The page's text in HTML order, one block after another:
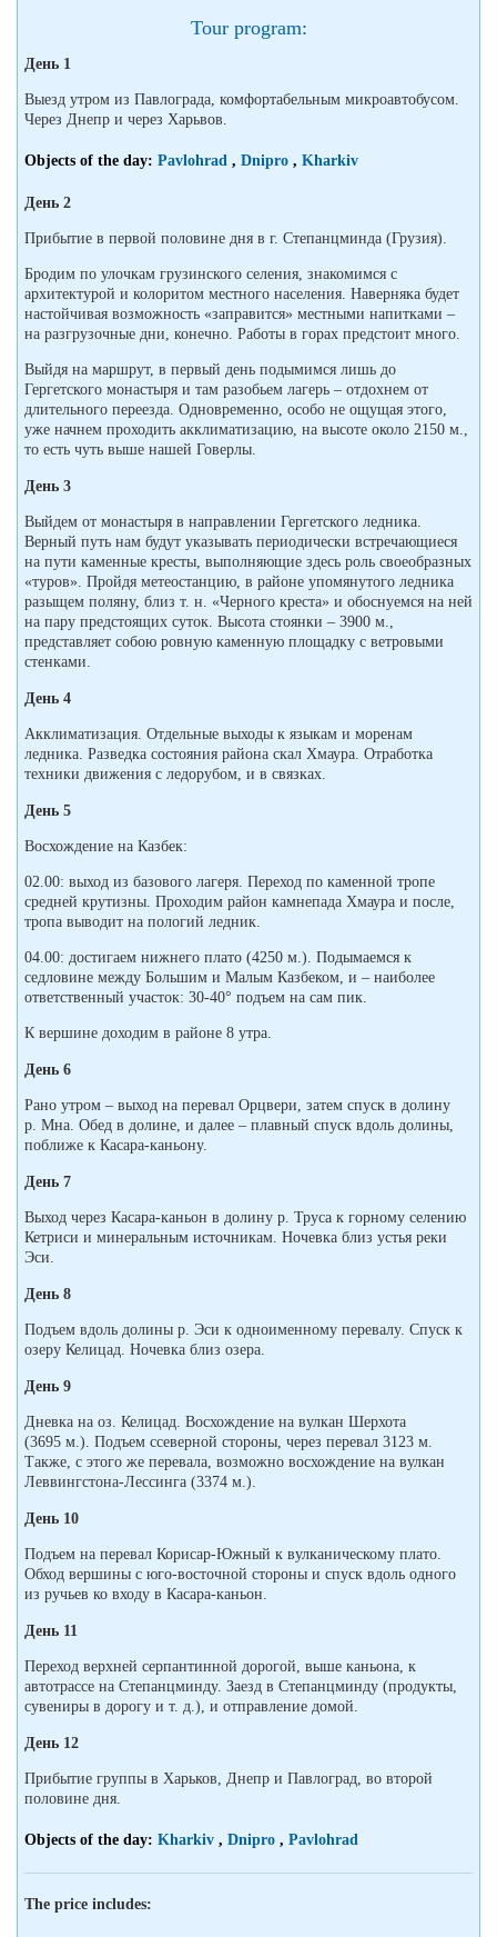
Tour program:
День 1
Выезд утром из Павлограда, комфортабельным микроавтобусом.
Через Днепр и через Харьвов.
Objects of the day: Pavlohrad , Dnipro , Kharkiv
День 2
Прибытие в первой половине дня в г. Степанцминда (Грузия).
Бродим по улочкам грузинского селения, знакомимся с
архитектурой и колоритом местного населения. Наверняка будет
настойчивая возможность «заправится» местными напитками –
на разгрузочные дни, конечно. Работы в горах предстоит много.
Выйдя на маршрут, в первый день подымимся лишь до
Гергетского монастыря и там разобьем лагерь – отдохнем от
длительного переезда. Одновременно, особо не ощущая этого,
уже начнем проходить акклиматизацию, на высоте около 2150 м.,
то есть чуть выше нашей Говерлы.
День 3
Выйдем от монастыря в направлении Гергетского ледника.
Верный путь нам будут указывать периодически встречающиеся
на пути каменные кресты, выполняющие здесь роль своеобразных
«туров». Пройдя метеостанцию, в районе упомянутого ледника
разыщем поляну, близ т. н. «Черного креста» и обоснуемся на ней
на пару предстоящих суток. Высота стоянки – 3900 м.,
представляет собою ровную каменную площадку с ветровыми
стенками.
День 4
Акклиматизация. Отдельные выходы к языкам и моренам
ледника. Разведка состояния района скал Хмаура. Отработка
техники движения с ледорубом, и в связках.
День 5
Восхождение на Казбек:
02.00: выход из базового лагеря. Переход по каменной тропе
средней крутизны. Проходим район камнепада Хмаура и после,
тропа выводит на пологий ледник.
04.00: достигаем нижнего плато (4250 м.). Подымаемся к
седловине между Большим и Малым Казбеком, и – наиболее
ответственный участок: 30-40° подъем на сам пик.
К вершине доходим в районе 8 утра.
День 6
Рано утром – выход на перевал Орцвери, затем спуск в долину
р. Мна. Обед в долине, и далее – плавный спуск вдоль долины,
поближе к Касара-каньону.
День 7
Выход через Касара-каньон в долину р. Труса к горному селению
Кетриси и минеральным источникам. Ночевка близ устья реки
Эси.
День 8
Подъем вдоль долины р. Эси к одноименному перевалу. Спуск к
озеру Келицад. Ночевка близ озера.
День 9
Дневка на оз. Келицад. Восхождение на вулкан Шерхота
(3695 м.). Подъем cсеверной стороны, через перевал 3123 м.
Также, с этого же перевала, возможно восхождение на вулкан
Леввингстона-Лессинга (3374 м.).
День 10
Подъем на перевал Корисар-Южный к вулканическому плато.
Обход вершины с юго-восточной стороны и спуск вдоль одного
из ручьев ко входу в Касара-каньон.
День 11
Переход верхней серпантинной дорогой, выше каньона, к
автотрассе на Степанцминду. Заезд в Степанцминду (продукты,
сувениры в дорогу и т. д.), и отправление домой.
День 12
Прибытие группы в Харьков, Днепр и Павлоград, во второй
половине дня.
Objects of the day: Kharkiv , Dnipro , Pavlohrad
The price includes: